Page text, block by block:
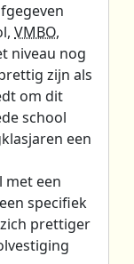
VMBO,
niveau nog
zijn als
om dit
school
een
met een
specifiek
prettiger